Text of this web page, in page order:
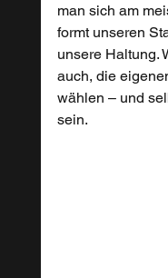
man sich am
formt unseren
unsere Haltung.
auch, die
wählen – und
sein.